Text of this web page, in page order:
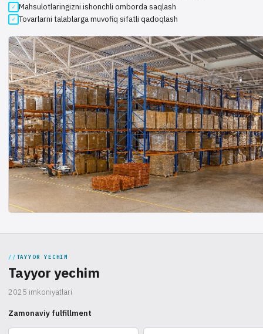
Mahsulotlaringizni ishonchli omborda saqlash
Tovarlarni talablarga muvofiq sifatli qadoqlash
TAYYOR YECHIM
Tayyor yechim
2025 imkoniyatlari
Zamonaviy fulfillment